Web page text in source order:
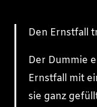
Den Ernstfall
Der Dummie
Ernstfall mit
sie ganz